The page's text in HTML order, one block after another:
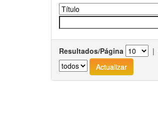
Resultados/Página |